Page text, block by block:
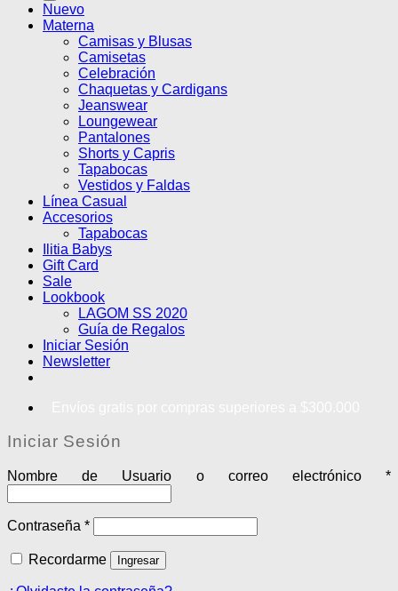
Nuevo
Materna
Camisas y Blusas
Camisetas
Celebración
Chaquetas y Cardigans
Jeanswear
Loungewear
Pantalones
Shorts y Capris
Tapabocas
Vestidos y Faldas
Línea Casual
Accesorios
Tapabocas
Ilitia Babys
Gift Card
Sale
Lookbook
LAGOM SS 2020
Guía de Regalos
Iniciar Sesión
Newsletter
Iniciar Sesión
Nombre de Usuario o correo electrónico *
Contraseña *
Recordarme Ingresar